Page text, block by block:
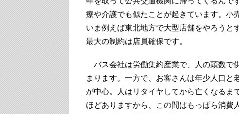
療や介護でも似たことが起きています。小
いま例えば東北地方で大型店舗をやろうと
最大の制約は店員確保です。
バス会社は労働集約産業で、人の頭数で
まります。一方で、お客さんは年少人口と
が中心。人はリタイヤしてから亡くなるま
ほどありますから、この間はもっぱら消費